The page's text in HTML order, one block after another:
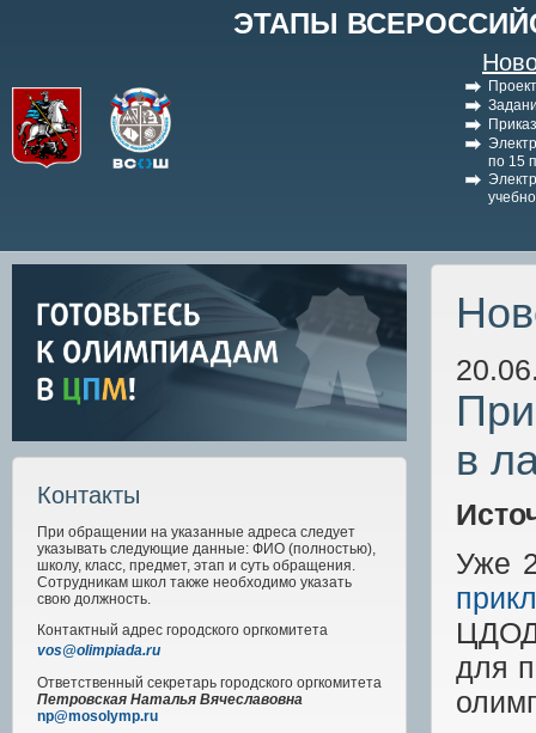
ЭТАПЫ
по 15
Контакты
При обращении на указанные адреса следует
указывать следующие данные: ФИО (полностью),
школу, класс, предмет, этап и суть обращения.
Сотрудникам школ также необходимо указать
свою должность.
Контактный адрес городского оргкомитета
vos@olimpiada.ru
Ответственный секретарь городского оргкомитета
Петровская Наталья Вячеславовна
np@mosolymp.ru
в
Уже
для